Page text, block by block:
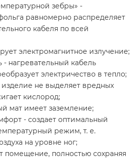
зебры» -
равномерно распределяет
кабеля по всей
электромагнитное излучение;
- нагревательный кабель
электричество в тепло;
изделие не выделяет вредных
кислород;
мат имеет заземление;
- создает оптимальный
режим, т. е.
на уровне ног;
помещение, полностью сохраняя